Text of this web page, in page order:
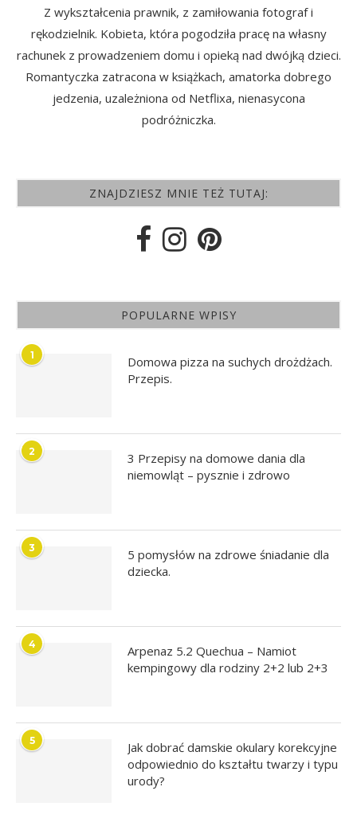
Z wykształcenia prawnik, z zamiłowania fotograf i
rękodzielnik. Kobieta, która pogodziła pracę na własny
rachunek z prowadzeniem domu i opieką nad dwójką dzieci.
Romantyczka zatracona w książkach, amatorka dobrego
jedzenia, uzależniona od Netflixa, nienasycona
podróżniczka.
ZNAJDZIESZ MNIE TEŻ TUTAJ:
POPULARNE WPISY
1
Domowa pizza na suchych drożdżach.
Przepis.
2
3 Przepisy na domowe dania dla
niemowląt – pysznie i zdrowo
3
5 pomysłów na zdrowe śniadanie dla
dziecka.
4
Arpenaz 5.2 Quechua – Namiot
kempingowy dla rodziny 2+2 lub 2+3
5
Jak dobrać damskie okulary korekcyjne
odpowiednio do kształtu twarzy i typu
urody?